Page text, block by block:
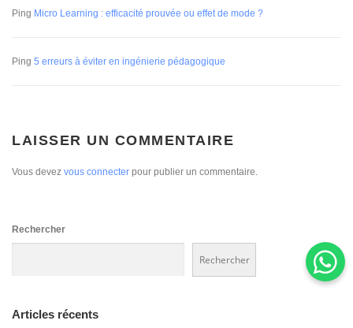
Ping Micro Learning : efficacité prouvée ou effet de mode ?
Ping 5 erreurs à éviter en ingénierie pédagogique
LAISSER UN COMMENTAIRE
Vous devez vous connecter pour publier un commentaire.
Rechercher
Rechercher
Articles récents